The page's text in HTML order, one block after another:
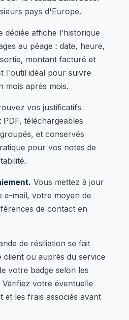
pays d'Europe.
dédiée affiche l'historique
au péage : date, heure,
montant facturé et
l'outil idéal pour suivre
mois après mois.
vos justificatifs
téléchargeables
et conservés
pour vos notes de
Vous mettez à jour
e-mail, votre moyen de
de contact en
de résiliation se fait
client ou auprès du service
votre badge selon les
Vérifiez votre éventuelle
et les frais associés avant